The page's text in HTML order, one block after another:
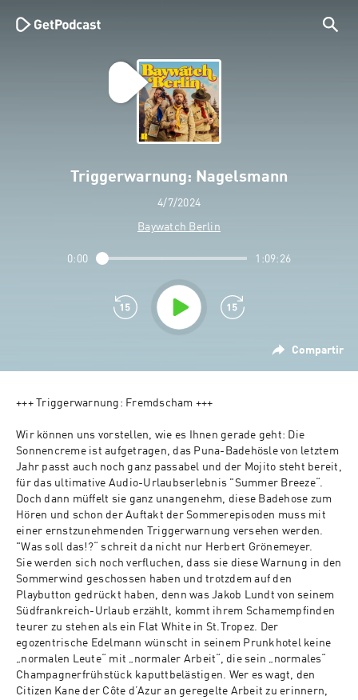
Triggerwarnung: Nagelsmann
4/7/2024
Baywatch Berlin
Compartir
0:00 1:09:26
+++ Triggerwarnung: Fremdscham +++
Wir können uns vorstellen, wie es Ihnen gerade geht: Die
Sonnencreme ist aufgetragen, das Puna-Badehösle von letztem
Jahr passt auch noch ganz passabel und der Mojito steht bereit,
für das ultimative Audio-Urlaubserlebnis "Summer Breeze“.
Doch dann müffelt sie ganz unangenehm, diese Badehose zum
Hören und schon der Auftakt der Sommerepisoden muss mit
einer ernstzunehmenden Triggerwarnung versehen werden.
"Was soll das!?“ schreit da nicht nur Herbert Grönemeyer.
Sie werden sich noch verfluchen, dass sie diese Warnung in den
Sommerwind geschossen haben und trotzdem auf den
Playbutton gedrückt haben, denn was Jakob Lundt von seinem
Südfrankreich-Urlaub erzählt, kommt ihrem Schamempfinden
teurer zu stehen als ein Flat White in St.Tropez. Der
egozentrische Edelmann wünscht in seinem Prunkhotel keine
„normalen Leute“ mit „normaler Arbeit“, die sein „normales“
Champagnerfrühstück kaputtbelästigen. Wer es wagt, den
Citizen Kane der Côte d’Azur an geregelte Arbeit zu erinnern,